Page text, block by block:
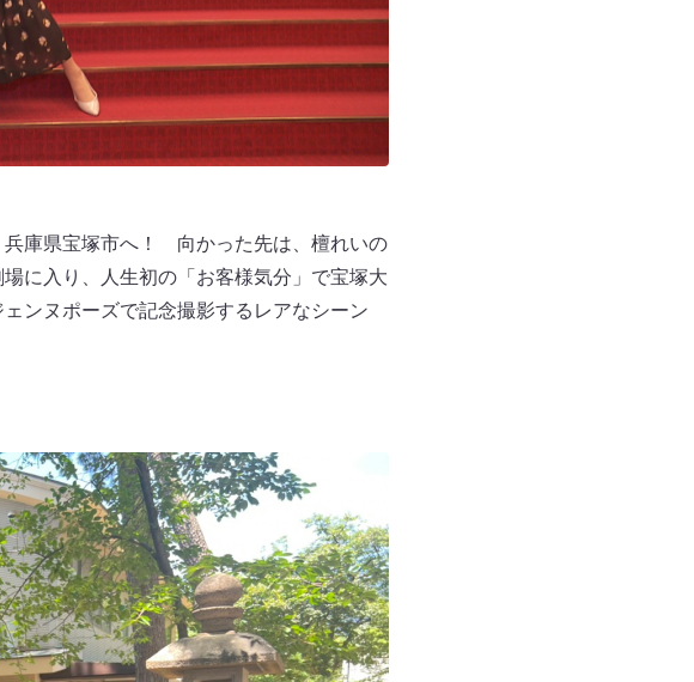
兵庫県宝塚市へ！ 向かった先は、檀れいの
に入り、人生初の「お客様気分」で宝塚大
ンヌポーズで記念撮影するレアなシーン